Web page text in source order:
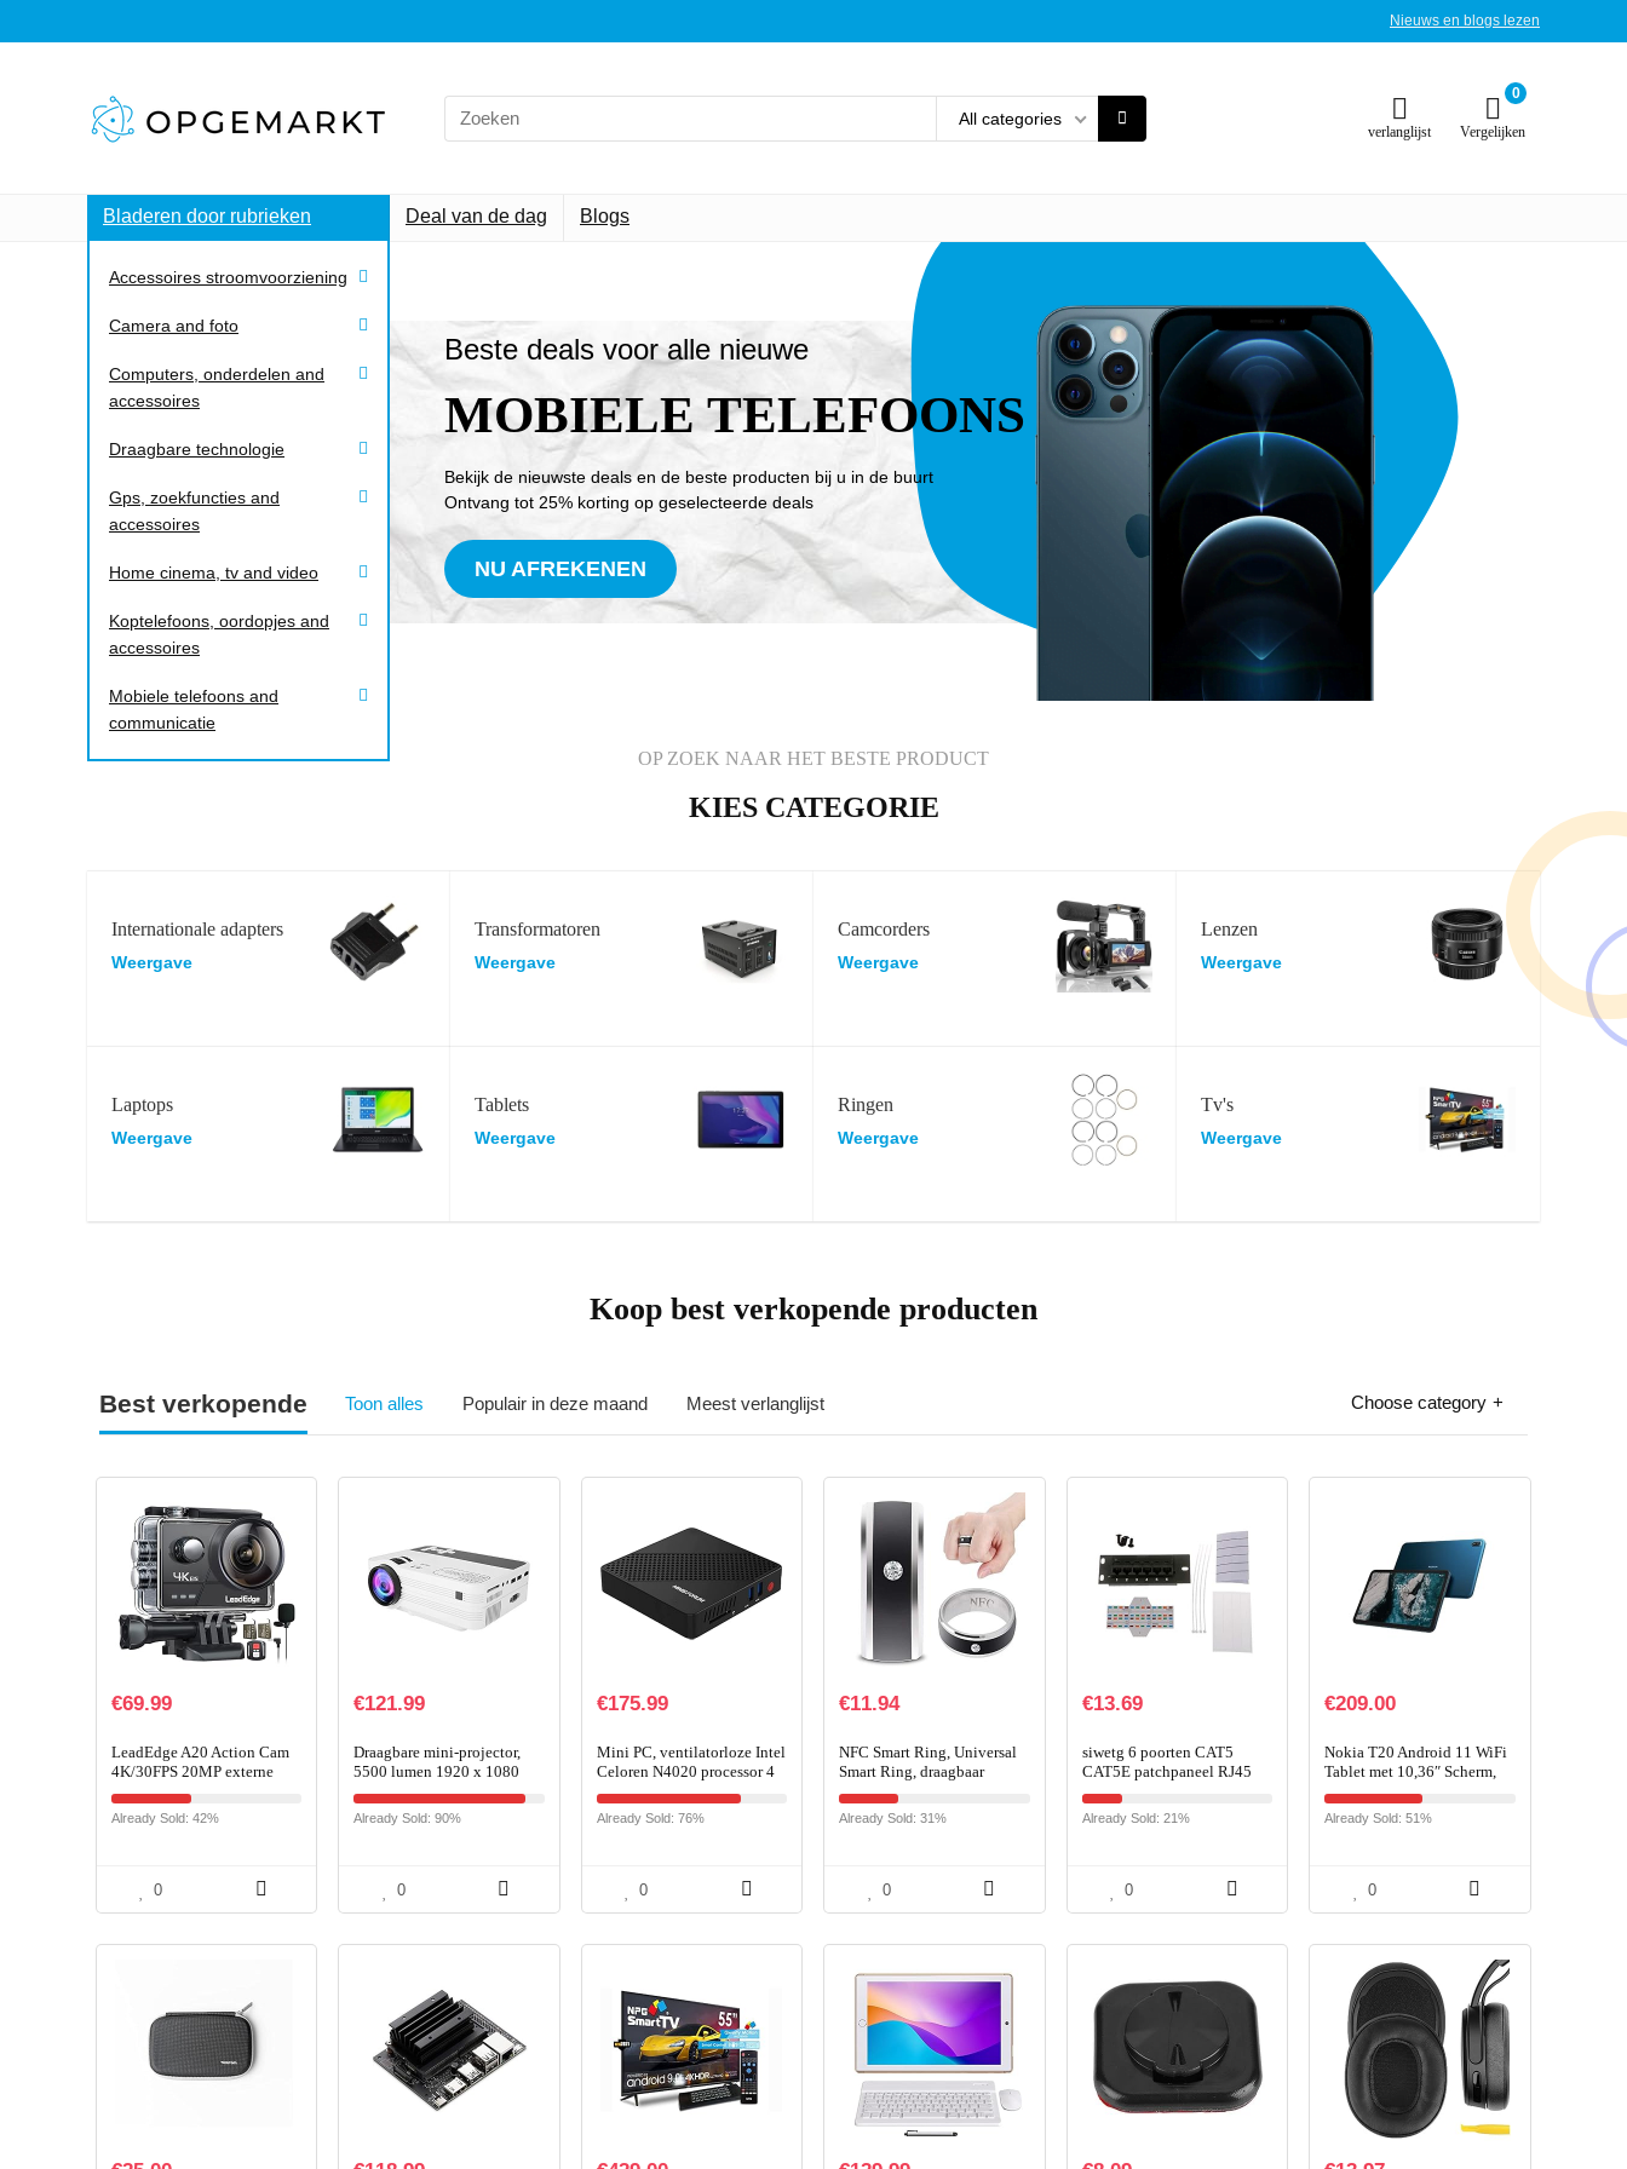
Nieuws en blogs lezen
All categories
verlanglijst
0
Vergelijken
Bladeren door rubrieken
Accessoires stroomvoorziening
Camera and foto
Computers, onderdelen and
accessoires
Draagbare technologie
Gps, zoekfuncties and
accessoires
Home cinema, tv and video
Koptelefoons, oordopjes and
accessoires
Mobiele telefoons and
communicatie
Deal van de dag Blogs
Beste deals voor alle nieuwe
MOBIELE TELEFOONS
Bekijk de nieuwste deals en de beste producten bij u in de buurt
Ontvang tot 25% korting op geselecteerde deals
NU AFREKENEN
OP ZOEK NAAR HET BESTE PRODUCT
KIES CATEGORIE
Internationale adapters
Weergave
Laptops
Weergave
Transformatoren
Weergave
Tablets
Weergave
Camcorders
Weergave
Ringen
Weergave
Lenzen
Weergave
Tv's
Weergave
Koop best verkopende producten
Best verkopende Toon alles Populair in deze maand Meest verlanglijst Choose category
€69.99
LeadEdge A20 Action Cam
4K/30FPS 20MP externe
microfoon WiFi anti-shake
beeldstabilisator
helmcamera 40M 2,0 IPS
Already Sold: 42%
0
€121.99
Draagbare mini-projector,
5500 lumen 1920 x 1080
Full HD LED thuisbioscoop
3D 1080P LCD digitale
video beamer voor…
Already Sold: 90%
0
€175.99
Mini PC, ventilatorloze Intel
Celoren N4020 processor 4
GB 4 GB eMMC Mini
Desktop Computer met
Windows 10, HDMI- en
Already Sold: 76%
0
€11.94
NFC Smart Ring, Universal
Smart Ring, draagbaar
apparaat voor mobiele
telefoons
Already Sold: 31%
0
€13.69
siwetg 6 poorten CAT5
CAT5E patchpaneel RJ45
netwerk wandmontage
beugel voor rack montage
Already Sold: 21%
0
€209.00
Nokia T20 Android 11 WiFi
Tablet met 10,36″ Scherm,
4GB RAM/64GB ROM,
8200mAh Batterij, 8MP +
5MP Camera,
Microfoons, Metalen
Behuizing – Ocean Blue
Already Sold: 51%
0